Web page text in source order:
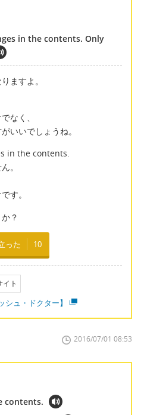
in the contents. Only
ますよ。
なく、
いいでしょうね。
in the contents.
。
す。
？
った 10
イト
ュ・ドクター】
2016/07/01 08:53
contents.